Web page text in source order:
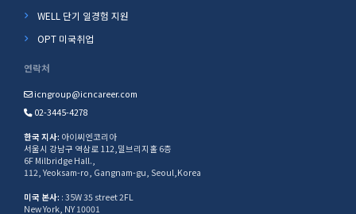
WELL 단기 일경험 지원
OPT 미국취업
연락처
icngroup@icncareer.com
02-3445-4278
한국 지사: 아이씨엔코리아
서울시 강남구 역삼로 112,밀브리지홀 6층
6F Milbridge Hall.,
112, Yeoksam-ro, Gangnam-gu, Seoul,Korea
미국 본사: : 35W 35 street 2FL
New York, NY 10001